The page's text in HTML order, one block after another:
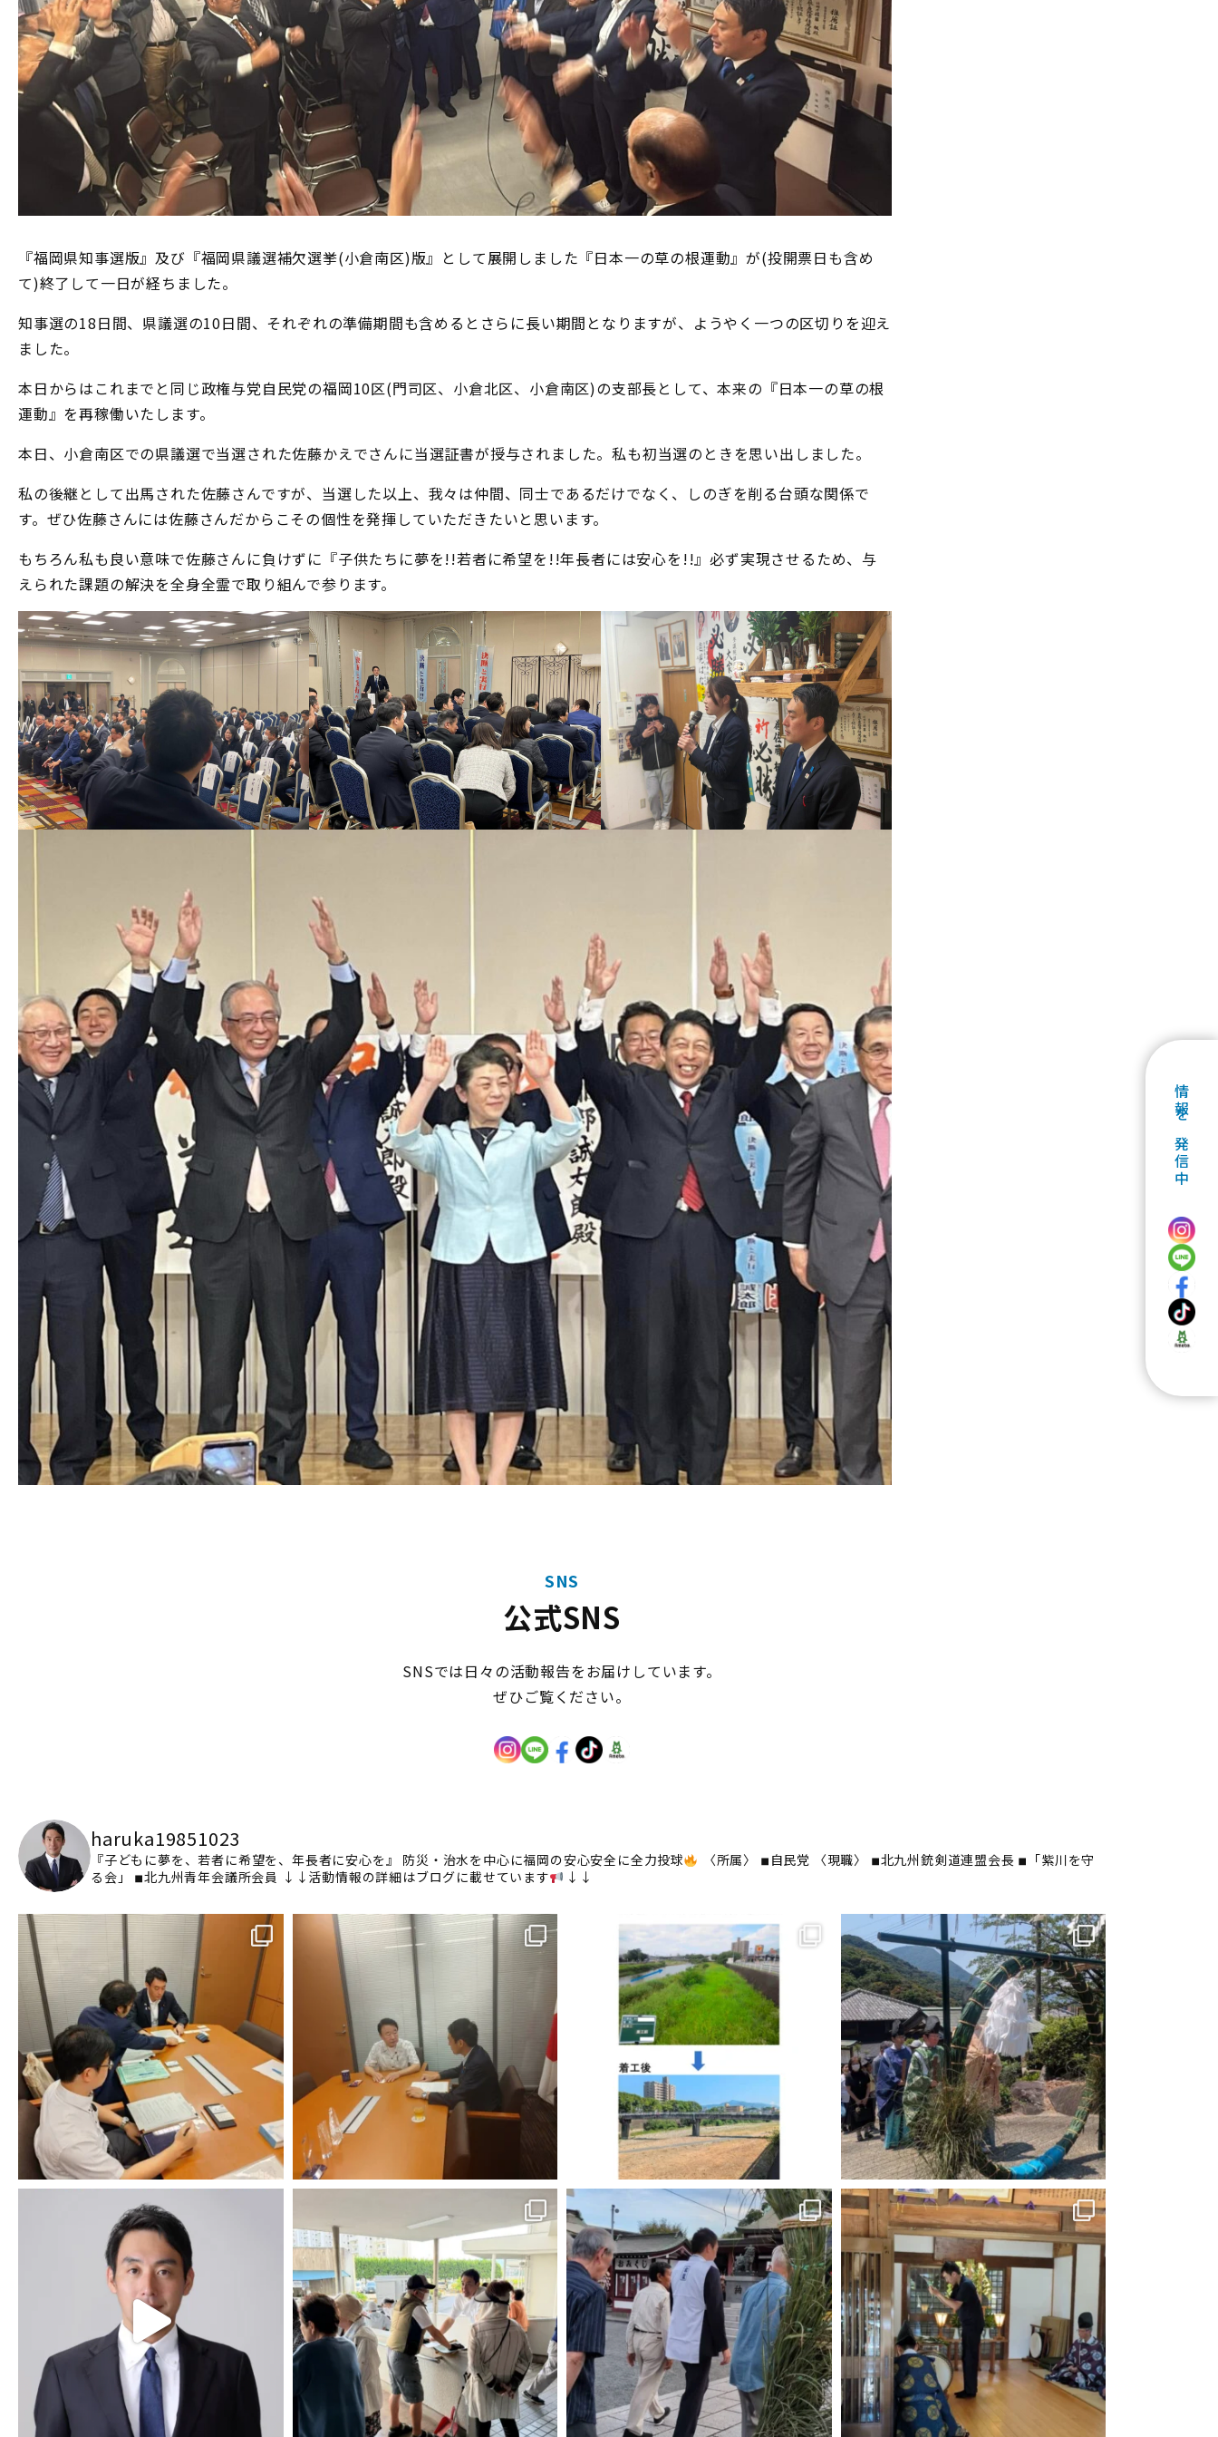
情報を発信中
『福岡県知事選版』及び『福岡県議選補欠選挙(小倉南区)版』として展開しました『日本一の草の根運動』が(投開票日も含め
て)終了して一日が経ちました。
知事選の18日間、県議選の10日間、それぞれの準備期間も含めるとさらに長い期間となりますが、ようやく一つの区切りを迎え
ました。
本日からはこれまでと同じ政権与党自民党の福岡10区(門司区、小倉北区、小倉南区)の支部長として、本来の『日本一の草の根
運動』を再稼働いたします。
本日、小倉南区での県議選で当選された佐藤かえでさんに当選証書が授与されました。私も初当選のときを思い出しました。
私の後継として出馬された佐藤さんですが、当選した以上、我々は仲間、同士であるだけでなく、しのぎを削る台頭な関係で
す。ぜひ佐藤さんには佐藤さんだからこその個性を発揮していただきたいと思います。
もちろん私も良い意味で佐藤さんに負けずに『子供たちに夢を!!若者に希望を!!年長者には安心を!!』必ず実現させるため、与
えられた課題の解決を全身全霊で取り組んで参ります。
SNS
公式SNS
SNSでは日々の活動報告をお届けしています。
ぜひご覧ください。
haruka19851023
『子どもに夢を、若者に希望を、年長者に安心を』 防災・治水を中心に福岡の安心安全に全力投球 〈所属〉 ◾︎自民党 〈現職〉 ◾︎北九州銃剣道連盟会長 ◾︎「紫川を守
る会」
◾︎北九州青年会議所会員 ↓↓活動情報の詳細はブログに載せています ↓↓